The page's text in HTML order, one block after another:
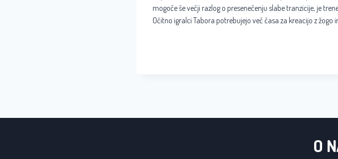
mogoče še večji razlog o presenečenju slabe tranzicije, je
Očitno igralci Tabora potrebujejo več časa za kreacijo z žogo
O